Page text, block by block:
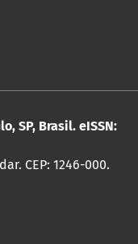
SP, Brasil. eISSN:
CEP: 1246-000.